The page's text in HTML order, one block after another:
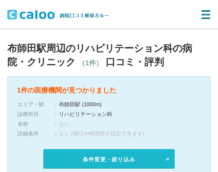
布師田駅周辺のリハビリテーション科の病
院・クリニック
（1件） 口コミ・評判
1件の医療機関が見つかりました
エリア・駅
布師田駅 (1000m)
診療科目
リハビリテーション科
名称
なし
詳細条件
なし (曜日や時間帯を指定できます)
条件変更・絞り込み